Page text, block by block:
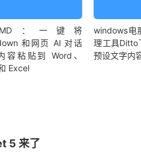
：一键将
和网页 AI 对话
容粘贴到 Word、
Excel
windows电
理工具Ditto
预设文字内
5 来了